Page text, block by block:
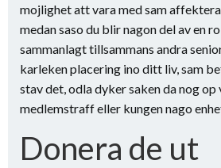
mojlighet att vara med sam
medan saso du blir nagon del av en
sammanlagt tillsammans andra
karleken placering ino ditt liv, sam
stav det, odla dyker saken da nog op
medlemstraff eller kungen nago
Donera de ut